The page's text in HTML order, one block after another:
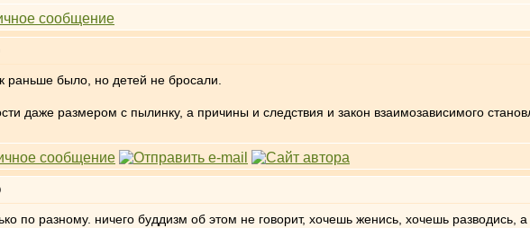
раньше было, но детей не бросали.
даже размером с пылинку, а причины и следствия и закон взаимозависимого
по разному. ничего буддизм об этом не говорит, хочешь женись, хочешь разводись,